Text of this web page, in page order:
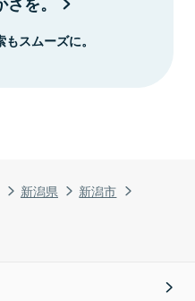
新潟県
新潟市
スムーズに。